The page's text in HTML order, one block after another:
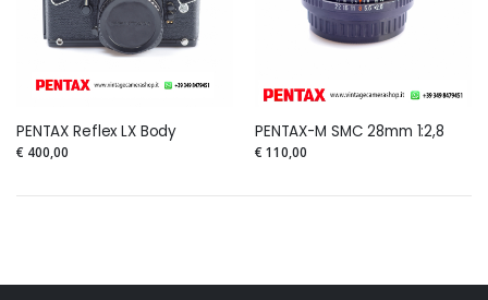
PENTAX Reflex LX Body
€ 400,00
PENTAX-M SMC 28mm 1:2,8
€ 110,00